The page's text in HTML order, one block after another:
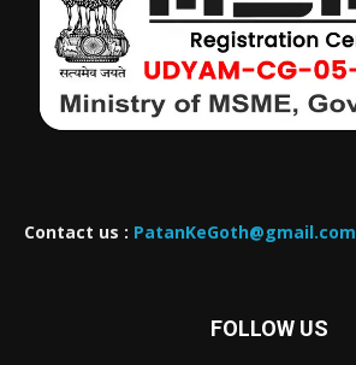
Contact us : PatanKeGoth@gmail.com
FOLLOW US